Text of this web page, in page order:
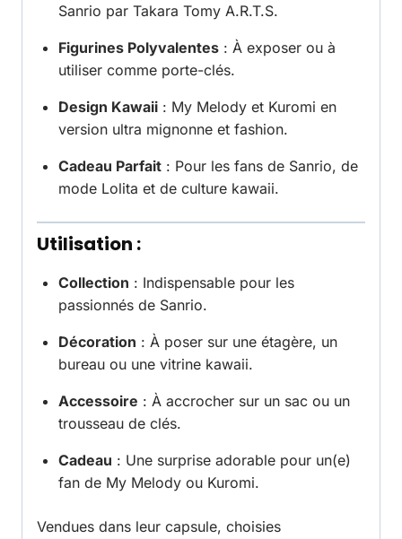
Sanrio par Takara Tomy A.R.T.S.
Figurines Polyvalentes : À exposer ou à
utiliser comme porte-clés.
Design Kawaii : My Melody et Kuromi en
version ultra mignonne et fashion.
Cadeau Parfait : Pour les fans de Sanrio, de
mode Lolita et de culture kawaii.
Utilisation :
Collection : Indispensable pour les
passionnés de Sanrio.
Décoration : À poser sur une étagère, un
bureau ou une vitrine kawaii.
Accessoire : À accrocher sur un sac ou un
trousseau de clés.
Cadeau : Une surprise adorable pour un(e)
fan de My Melody ou Kuromi.
Vendues dans leur capsule, choisies